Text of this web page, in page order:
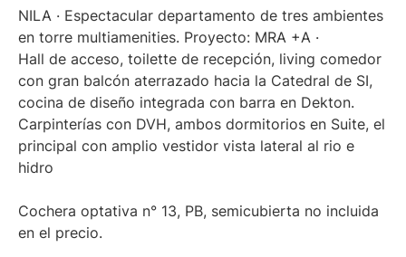
NILA · Espectacular departamento de tres ambientes
en torre multiamenities. Proyecto: MRA +A ·
Hall de acceso, toilette de recepción, living comedor
con gran balcón aterrazado hacia la Catedral de SI,
cocina de diseño integrada con barra en Dekton.
Carpinterías con DVH, ambos dormitorios en Suite, el
principal con amplio vestidor vista lateral al rio e
hidro
Cochera optativa n° 13, PB, semicubierta no incluida
en el precio.